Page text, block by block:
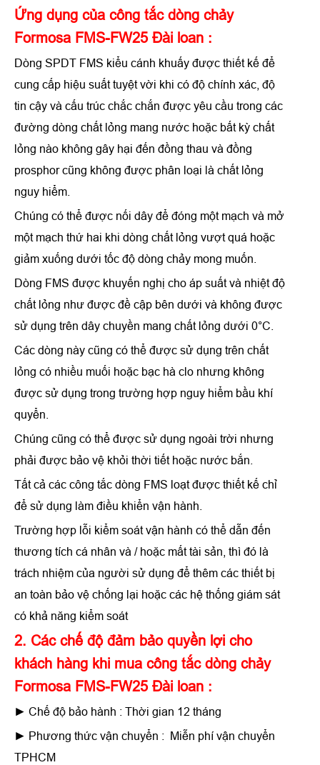
Ứng dụng của công tắc dòng chảy
Formosa FMS-FW25 Đài loan :
Dòng SPDT FMS kiểu cánh khuấy được thiết kế để
cung cấp hiệu suất tuyệt vời khi có độ chính xác, độ
tin cậy và cấu trúc chắc chắn được yêu cầu trong các
đường dòng chất lỏng mang nước hoặc bất kỳ chất
lỏng nào không gây hại đến đồng thau và đồng
prosphor cũng không được phân loại là chất lỏng
nguy hiểm.
Chúng có thể được nối dây để đóng một mạch và mở
một mạch thứ hai khi dòng chất lỏng vượt quá hoặc
giảm xuống dưới tốc độ dòng chảy mong muốn.
Dòng FMS được khuyến nghị cho áp suất và nhiệt độ
chất lỏng như được đề cập bên dưới và không được
sử dụng trên dây chuyền mang chất lỏng dưới 0°C.
Các dòng này cũng có thể được sử dụng trên chất
lỏng có nhiều muối hoặc bạc hà clo nhưng không
được sử dụng trong trường hợp nguy hiểm bầu khí
quyển.
Chúng cũng có thể được sử dụng ngoài trời nhưng
phải được bảo vệ khỏi thời tiết hoặc nước bắn.
Tất cả các công tắc dòng FMS loạt được thiết kế chỉ
để sử dụng làm điều khiển vận hành.
Trường hợp lỗi kiểm soát vận hành có thể dẫn đến
thương tích cá nhân và / hoặc mất tài sản, thì đó là
trách nhiệm của người sử dụng để thêm các thiết bị
an toàn bảo vệ chống lại hoặc các hệ thống giám sát
có khả năng kiểm soát
2. Các chế độ đảm bảo quyền lợi cho
khách hàng khi mua công tắc dòng chảy
Formosa FMS-FW25 Đài loan :
► Chế độ bảo hành : Thời gian 12 tháng
► Phương thức vận chuyển : Miễn phí vận chuyển
TPHCM